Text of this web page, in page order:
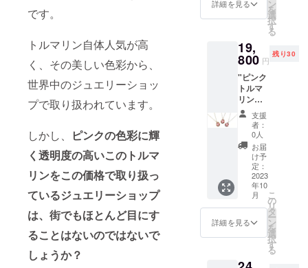
です。
トルマリン自体人気が高
く、その美しい色彩から、
世界中のジュエリーショッ
プで取り扱われています。
しかし、
ピンクの色彩に輝
く透明度の高いこのトルマ
リンをこの価格で取り扱っ
ているジュエリーショップ
は、街でもほとんど目にす
ることはないのではないで
しょうか？
ジュエ
リーを
だけま
す。 ギ
フト
ボック
スとし
てご利
用いた
だけま
す。"
めご了
承くだ
の価格
には消
費税・
送料が
含まれ
ます。
※ご注文
状況、
使用部
材の供
給状
況、製
造工程
上の都
合等に
荷時期
が遅れ
す。 ※
ため、
サンプ
とは色
合いや
濃淡、
色ム
ラ、模
様の出
方が異
なる場
合や、
細かい
キズや
内包物
れる場
合がご
0WG（
ド）/K1
0PG（
ピンク
ゴール
ド） ※
オプ
ション
より3種
類から
お選び
いただ
けま
す。 ※
天然石
を使っ
ている
ため、
ズ
（約）
7.0mm
×横
4.0mm
石サイ
ズ
（約）
：
4.0mm
チェー
ンの長
さ：
40cm
付属
品：品
質保証
書 【地
金カ
ロー
詳細を見る ン
を
選
択
す
る
19,
800 円
残り30
"ピンク
トルマ
リン
覆輪
ネック
レス n3
【仕
様】 ペ
ンダン
トトッ
プサイ
（約）
：縦
7.3mm
×横
石サイ
支援
者：
0人
お届
け予
定：
2023
年10
月
詳細を見る
こ
の
リ
タ
ー
ン
を
選
択
す
る